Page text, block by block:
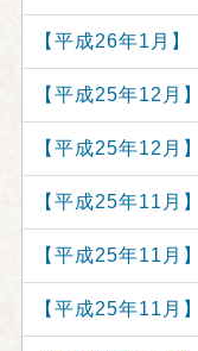
【平成26年1月
【平成25年12
【平成25年12
【平成25年11
【平成25年11
【平成25年11